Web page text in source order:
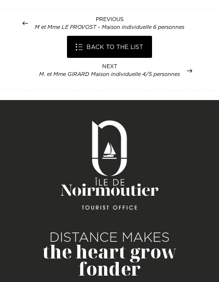
PREVIOUS
M et Mme LE PROVOST - Maison individuelle 6 personnes
BACK TO THE LIST
NEXT
M. et Mme GIRARD Maison individuelle 4/5 personnes
DISTANCE MAKES
the heart grow
fonder